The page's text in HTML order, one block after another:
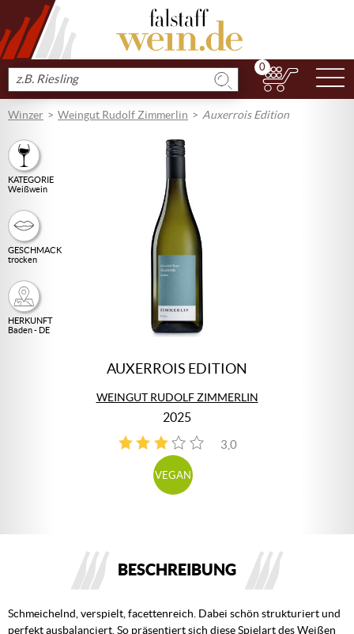
Produkt
suchen
0
Winzer Weingut Rudolf Zimmerlin Auxerrois Edition
KATEGORIE
Weißwein
GESCHMACK
trocken
HERKUNFT
Baden - DE
AUXERROIS EDITION
WEINGUT RUDOLF ZIMMERLIN
2025
3,0
1
VEGAN
BESCHREIBUNG
Schmeichelnd, verspielt, facettenreich. Dabei schön strukturiert und
perfekt ausbalanciert. So präsentiert sich diese Spielart des Weißen